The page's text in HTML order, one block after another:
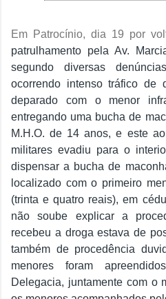
Em Patrocínio, dia 19 por
patrulhamento pela Av.
segundo diversas
ocorrendo intenso tráfico de
deparado com o menor
entregando uma bucha de
M.H.O. de 14 anos, e este
militares evadiu para o
dispensar a bucha de
localizado com o primeiro
(trinta e quatro reais), em
não soube explicar a
recebeu a droga estava de
também de procedência
menores foram
Delegacia, juntamente com o